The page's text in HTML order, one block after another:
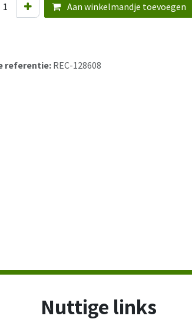
Aan winkelmandje toevoegen
referentie: REC-128608
Nuttige links